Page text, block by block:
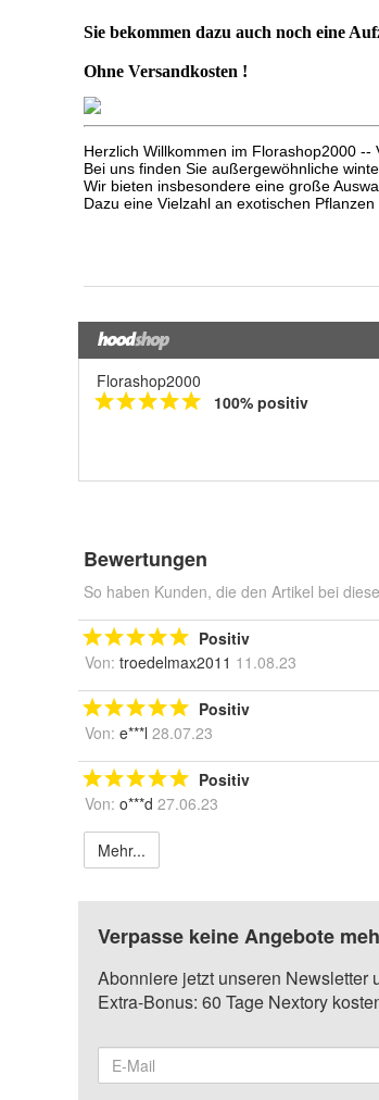
Florashop2000
100% positiv
Bewertungen
So haben Kunden, die den Artikel bei
Positiv
Von: troedelmax2011 11.08.23
Positiv
Von: e***l 28.07.23
Positiv
Von: o***d 27.06.23
Mehr...
Verpasse keine Angebote
Abonniere jetzt unseren Newsletter
Extra-Bonus: 60 Tage Nextory